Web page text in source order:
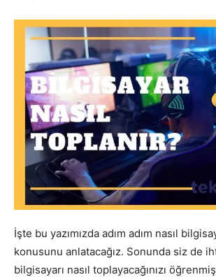
İşte bu yazımızda adım adım nasıl
konusunu anlatacağız. Sonunda siz de
bilgisayarı nasıl toplayacağınızı